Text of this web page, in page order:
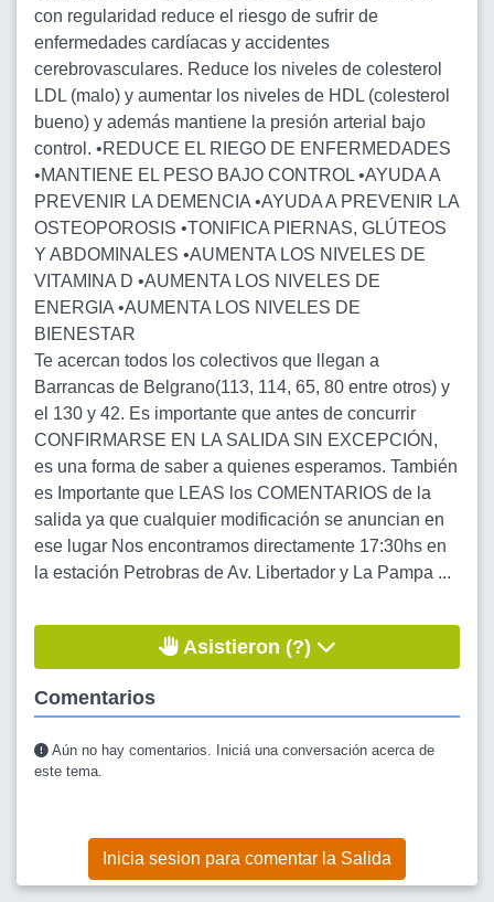
con regularidad reduce el riesgo de sufrir de
enfermedades cardíacas y accidentes
cerebrovasculares. Reduce los niveles de colesterol
LDL (malo) y aumentar los niveles de HDL (colesterol
bueno) y además mantiene la presión arterial bajo
control. •REDUCE EL RIEGO DE ENFERMEDADES
•MANTIENE EL PESO BAJO CONTROL •AYUDA A
PREVENIR LA DEMENCIA •AYUDA A PREVENIR LA
OSTEOPOROSIS •TONIFICA PIERNAS, GLÚTEOS
Y ABDOMINALES •AUMENTA LOS NIVELES DE
VITAMINA D •AUMENTA LOS NIVELES DE
ENERGIA •AUMENTA LOS NIVELES DE
BIENESTAR
Te acercan todos los colectivos que llegan a
Barrancas de Belgrano(113, 114, 65, 80 entre otros) y
el 130 y 42. Es importante que antes de concurrir
CONFIRMARSE EN LA SALIDA SIN EXCEPCIÓN,
es una forma de saber a quienes esperamos. También
es Importante que LEAS los COMENTARIOS de la
salida ya que cualquier modificación se anuncian en
ese lugar Nos encontramos directamente 17:30hs en
la estación Petrobras de Av. Libertador y La Pampa ...
Asistieron (?)
Comentarios
Aún no hay comentarios. Iniciá una conversación acerca de
este tema.
Inicia sesion para comentar la Salida